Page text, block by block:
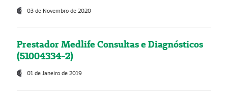
03 de Novembro de 2020
Prestador Medlife Consultas e Diagnósticos
(51004334-2)
01 de Janeiro de 2019